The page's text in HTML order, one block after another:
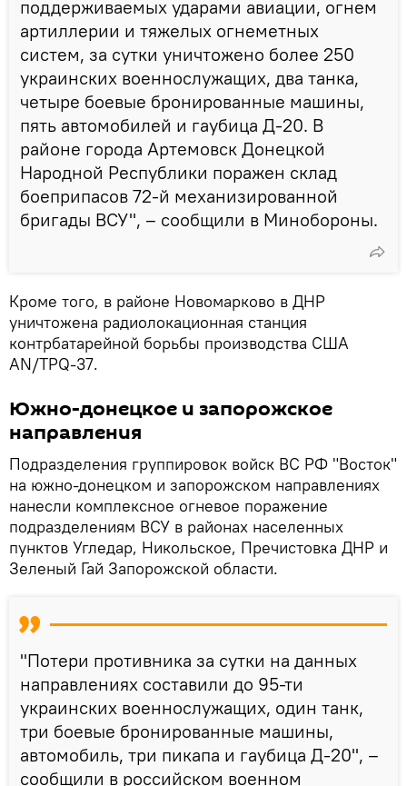
поддерживаемых ударами авиации, огнем
артиллерии и тяжелых огнеметных
систем, за сутки уничтожено более 250
украинских военнослужащих, два танка,
четыре боевые бронированные машины,
пять автомобилей и гаубица Д-20. В
районе города Артемовск Донецкой
Народной Республики поражен склад
боеприпасов 72-й механизированной
бригады ВСУ", – сообщили в Минобороны.
Кроме того, в районе Новомарково в ДНР
уничтожена радиолокационная станция
контрбатарейной борьбы производства США
AN/TPQ-37.
Южно-донецкое и запорожское
направления
Подразделения группировок войск ВС РФ "Восток"
на южно-донецком и запорожском направлениях
нанесли комплексное огневое поражение
подразделениям ВСУ в районах населенных
пунктов Угледар, Никольское, Пречистовка ДНР и
Зеленый Гай Запорожской области.
"Потери противника за сутки на данных
направлениях составили до 95-ти
украинских военнослужащих, один танк,
три боевые бронированные машины,
автомобиль, три пикапа и гаубица Д-20", –
сообщили в российском военном